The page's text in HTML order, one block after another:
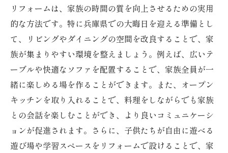
リフォームは、家族の時間の質を向上させるための実用
的な方法です。特に兵庫県での大晦日を迎える準備とし
て、リビングやダイニングの空間を改良することで、家
族が集まりやすい環境を整えましょう。例えば、広いテ
ーブルや快適なソファを配置することで、家族全員が一
緒に楽しめる場を作ることができます。また、オープン
キッチンを取り入れることで、料理をしながらでも家族
との会話を楽しむことができ、より良いコミュニケーシ
ョンが促進されます。さらに、子供たちが自由に遊べる
遊び場や学習スペースをリフォームで設けることで、家